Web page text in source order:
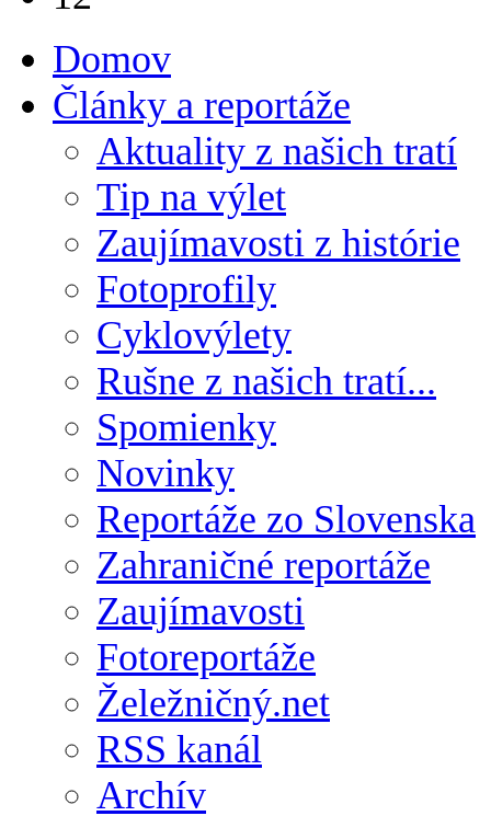
Domov
Články a reportáže
Aktuality z našich tratí
Tip na výlet
Zaujímavosti z histórie
Fotoprofily
Cyklovýlety
Rušne z našich tratí...
Spomienky
Novinky
Reportáže zo Slovenska
Zahraničné reportáže
Zaujímavosti
Fotoreportáže
Želežničný.net
RSS kanál
Archív